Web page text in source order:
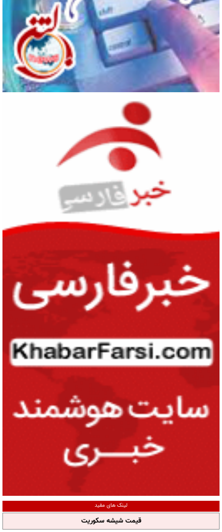
لینک های مفید
قیمت شیشه سکوریت